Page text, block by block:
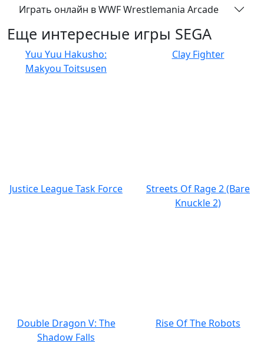
Играть онлайн в WWF Wrestlemania Arcade
Еще интересные игры SEGA
Yuu Yuu Hakusho:
Makyou Toitsusen
Clay Fighter
Justice League Task Force
Streets Of Rage 2 (Bare
Knuckle 2)
Double Dragon V: The
Shadow Falls
Rise Of The Robots